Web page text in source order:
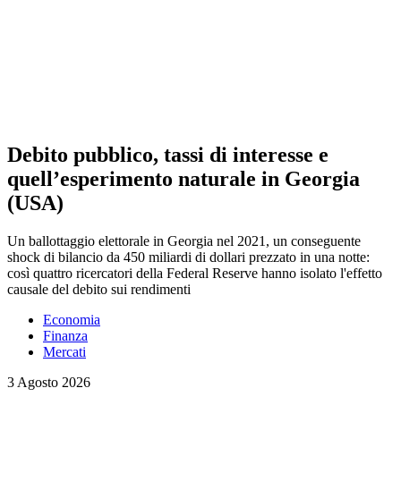
Debito pubblico, tassi di interesse e
quell’esperimento naturale in Georgia
(USA)
Un ballottaggio elettorale in Georgia nel 2021, un conseguente
shock di bilancio da 450 miliardi di dollari prezzato in una notte:
così quattro ricercatori della Federal Reserve hanno isolato l'effetto
causale del debito sui rendimenti
Economia
Finanza
Mercati
3 Agosto 2026